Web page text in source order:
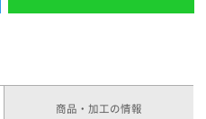
商品・加工の情報